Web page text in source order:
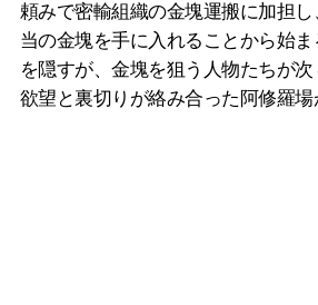
頼みで密輸組織の金塊運搬に加担し
当の金塊を手に入れることから始
を隠すが、金塊を狙う人物たちが次
欲望と裏切りが絡み合った阿修羅場